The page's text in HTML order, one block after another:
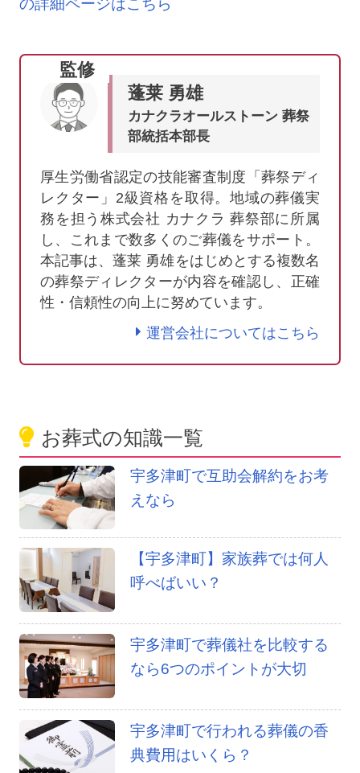
の詳細ページはこちら
監修
蓬莱 勇雄
カナクラオールストーン 葬祭
部統括本部長
厚生労働省認定の技能審査制度「葬祭ディ
レクター」2級資格を取得。地域の葬儀実
務を担う株式会社 カナクラ 葬祭部に所属
し、これまで数多くのご葬儀をサポート。
本記事は、蓬莱 勇雄をはじめとする複数名
の葬祭ディレクターが内容を確認し、正確
性・信頼性の向上に努めています。
運営会社についてはこちら
お葬式の知識一覧
宇多津町で互助会解約をお考
えなら
【宇多津町】家族葬では何人
呼べばいい？
宇多津町で葬儀社を比較する
なら6つのポイントが大切
宇多津町で行われる葬儀の香
典費用はいくら？